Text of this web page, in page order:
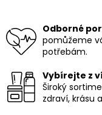
Odborné
pomůžeme
potřebám.
Vybírejte z
Široký
zdraví, krásu